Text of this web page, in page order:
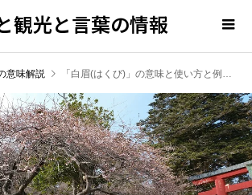
観光と言葉の情報
意味解説 「白眉(はくび)」の意味と使い方と例文！由来と類語や反対語と英語訳